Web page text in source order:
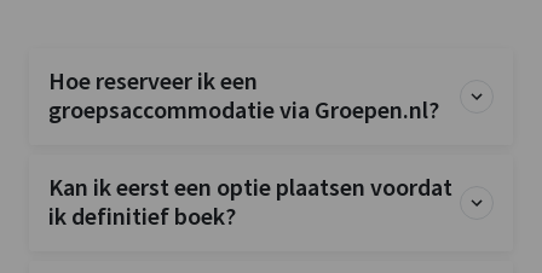
Kinderbed tegen betaling
Kinderbedjes: 10
Kinderbox
Hoe reserveer ik een
groepsaccommodatie via Groepen.nl?
Kan ik eerst een optie plaatsen voordat
ik definitief boek?